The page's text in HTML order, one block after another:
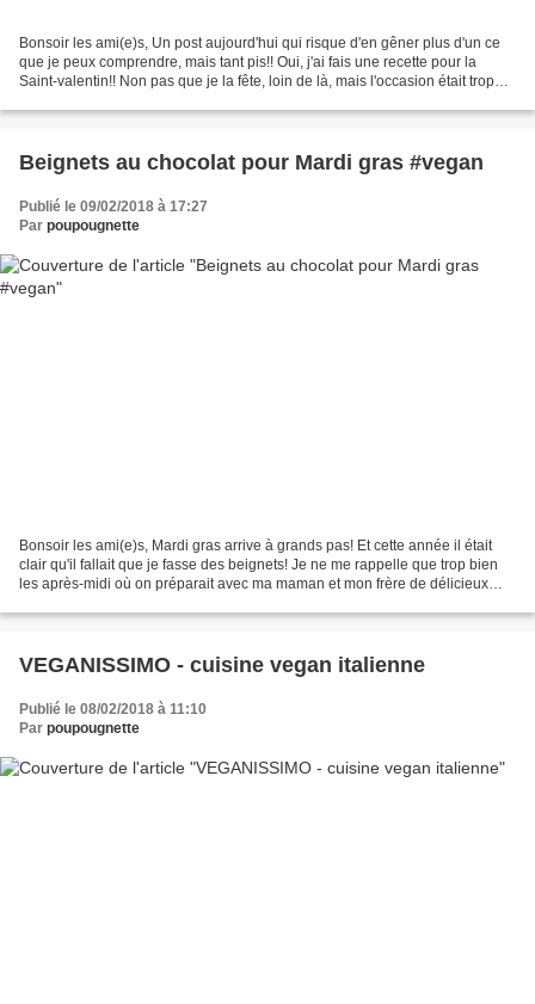
Bonsoir les ami(e)s, Un post aujourd'hui qui risque d'en gêner plus d'un ce
que je peux comprendre, mais tant pis!! Oui, j'ai fais une recette pour la
Saint-valentin!! Non pas que je la fête, loin de là, mais l'occasion était trop
Beignets au chocolat pour Mardi gras #vegan
Publié le 09/02/2018 à 17:27
Par poupougnette
Bonsoir les ami(e)s, Mardi gras arrive à grands pas! Et cette année il était
clair qu'il fallait que je fasse des beignets! Je ne me rappelle que trop bien
les après-midi où on préparait avec ma maman et mon frère de délicieux
VEGANISSIMO - cuisine vegan italienne
Publié le 08/02/2018 à 11:10
Par poupougnette